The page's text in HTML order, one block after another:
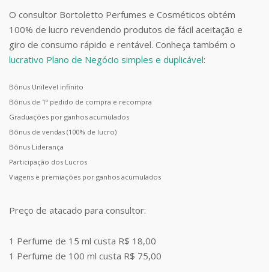
O consultor Bortoletto Perfumes e Cosméticos obtém
100% de lucro revendendo produtos de fácil aceitação e
giro de consumo rápido e rentável. Conheça também o
lucrativo Plano de Negócio simples e duplicável:
Bônus Unilevel infinito
Bônus de 1º pedido de compra e recompra
Graduações por ganhos acumulados
Bônus de vendas (100% de lucro)
Bônus Liderança
Participação dos Lucros
Viagens e premiações por ganhos acumulados
Preço de atacado para consultor:
1 Perfume de 15 ml custa R$ 18,00
1 Perfume de 100 ml custa R$ 75,00